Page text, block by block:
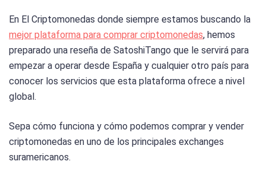
En El Criptomonedas donde siempre estamos buscando la
mejor plataforma para comprar criptomonedas, hemos
preparado una reseña de SatoshiTango que le servirá para
empezar a operar desde España y cualquier otro país para
conocer los servicios que esta plataforma ofrece a nivel
global.
Sepa cómo funciona y cómo podemos comprar y vender
criptomonedas en uno de los principales exchanges
suramericanos.